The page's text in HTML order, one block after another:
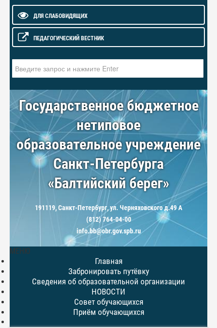
ДЛЯ СЛАБОВИДЯЩИХ
ПЕДАГОГИЧЕСКИЙ ВЕСТНИК
Государственное бюджетное
нетиповое
образовательное учреждение
Санкт-Петербурга
«Балтийский берег»
191119, Санкт-Петербург, ул. Черняховского д.49 А
(812) 764-04-00
info.bb@obr.gov.spb.ru
МЕНЮ
Главная
Забронировать путёвку
Сведения об образовательной организации
НОВОСТИ
Совет обучающихся
Приём обучающихся